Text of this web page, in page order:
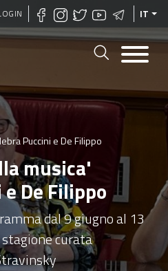
Salta
al
contenuto
IT
Puccini e De Filippo
musica'
De Filippo
dal 9 giugno al 13
curata